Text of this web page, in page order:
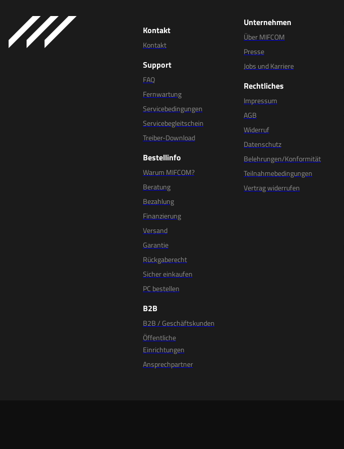
Kontakt
Kontakt
Support
FAQ
Fernwartung
Servicebedingungen
Servicebegleitschein
Treiber-Download
Bestellinfo
Warum MIFCOM?
Beratung
Bezahlung
Finanzierung
Versand
Garantie
Rückgaberecht
Sicher einkaufen
PC bestellen
B2B
B2B / Geschäftskunden
Öffentliche
Einrichtungen
Ansprechpartner
Unternehmen
Über MIFCOM
Presse
Jobs und Karriere
Rechtliches
Impressum
AGB
Widerruf
Datenschutz
Belehrungen/Konformität
Teilnahmebedingungen
Vertrag widerrufen